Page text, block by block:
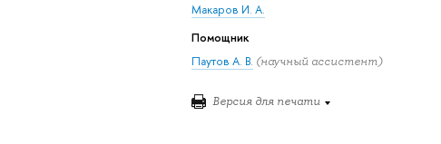
Макаров И. А.
Помощник
Паутов А. В. (научный ассистент)
Версия для печати